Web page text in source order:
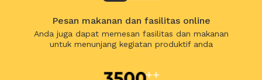
Pesan makanan dan fasilitas online
Anda juga dapat memesan fasilitas dan makanan
untuk menunjang kegiatan produktif anda